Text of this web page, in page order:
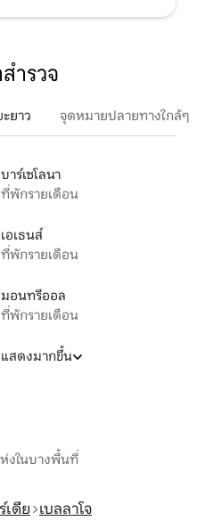
ำรวจ
ยาว จุดหมายปลายทางใกล้ๆ
บาร์เซโลนา
ที่พักรายเดือน
เอเธนส์
ที่พักรายเดือน
มอนทรีออล
ที่พักรายเดือน
แสดงมากขึ้น
งในบางพื้นที่
เดีย เบลลาโจ